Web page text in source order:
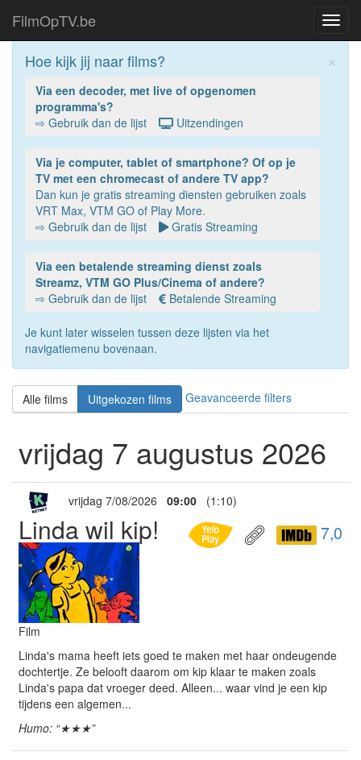
FilmOpTV.be
×
Hoe kijk jij naar films?
Via een decoder, met live of opgenomen
programma's?
⇨ Gebruik dan de lijst
Uitzendingen
Via je computer, tablet of smartphone? Of op je
TV met een chromecast of andere TV app?
Dan kun je gratis streaming diensten gebruiken zoals
VRT Max, VTM GO of Play More.
⇨ Gebruik dan de lijst
Gratis Streaming
Via een betalende streaming dienst zoals
Streamz, VTM GO Plus/Cinema of andere?
⇨ Gebruik dan de lijst
Betalende Streaming
Je kunt later wisselen tussen deze lijsten via het
navigatiemenu bovenaan.
Alle films Uitgekozen films Geavanceerde filters
vrijdag 7 augustus 2026
vrijdag 7/08/2026 09:00 (1:10)
Linda wil kip! 7,0
Film
Linda's mama heeft iets goed te maken met haar ondeugende
dochtertje. Ze belooft daarom om kip klaar te maken zoals
Linda's papa dat vroeger deed. Alleen... waar vind je een kip
tijdens een algemen...
Humo: “★★★”